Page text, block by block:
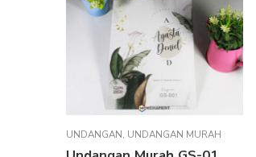
UNDANGAN, UNDANGAN MURAH